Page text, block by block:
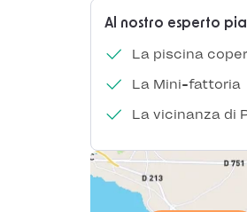
Al nostro esperto
La piscina
La Mini-fattoria
La vicinanza di